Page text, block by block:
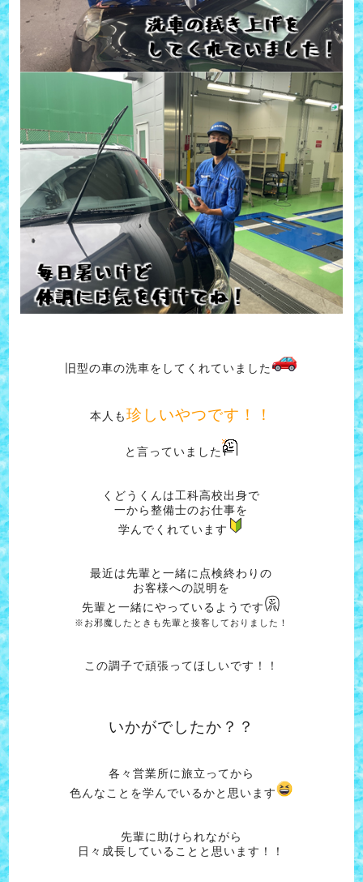
旧型の車の洗車をしてくれていました
本人も珍しいやつです！！
と言っていました
くどうくんは工科高校出身で
一から整備士のお仕事を
学んでくれています
最近は先輩と一緒に点検終わりの
お客様への説明を
先輩と一緒にやっているようです
※お邪魔したときも先輩と接客しておりました！
この調子で頑張ってほしいです！！
いかがでしたか？？
各々営業所に旅立ってから
色んなことを学んでいるかと思います
先輩に助けられながら
日々成長していることと思います！！